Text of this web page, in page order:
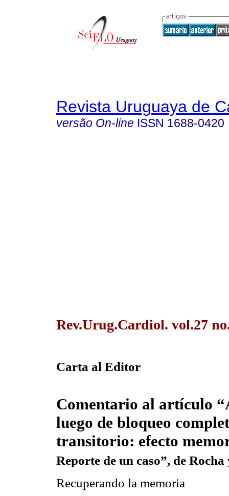
Revista Uruguaya de
versão On-line ISSN 1688-0420
Rev.Urug.Cardiol. vol.27
Carta al Editor
Comentario al artículo
luego de bloqueo
transitorio: efecto
Reporte de un caso”, de
Recuperando la memoria